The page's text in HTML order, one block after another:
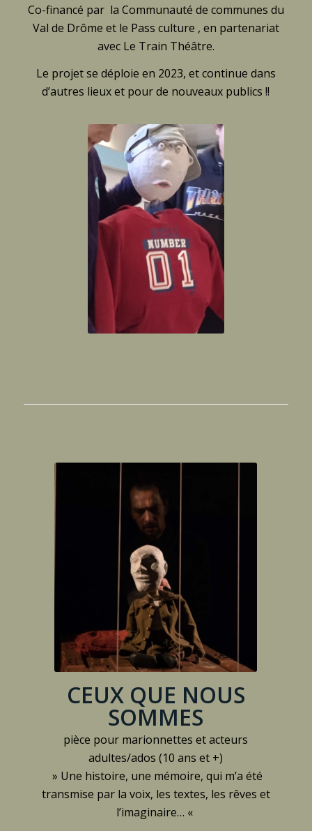
Co-financé par la Communauté de communes du
Val de Drôme et le Pass culture , en partenariat
avec Le Train Théâtre.
Le projet se déploie en 2023, et continue dans
d’autres lieux et pour de nouveaux publics !!
CEUX QUE NOUS
SOMMES
pièce pour marionnettes et acteurs
adultes/ados (10 ans et +)
» Une histoire, une mémoire, qui m’a été
transmise par la voix, les textes, les rêves et
l’imaginaire… «